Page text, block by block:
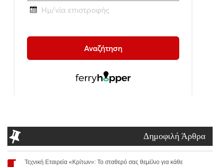
Δημοφιλή Άρθρα
Τεχνική Εταιρεία «Κρίτων»: Το σταθερό σας θεμέλιο για κάθε